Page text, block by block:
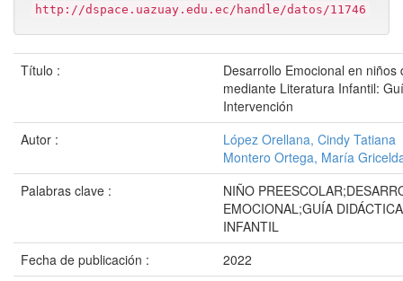
http://dspace.uazuay.edu.ec/handle/datos/11746
Título :
Desarrollo Emocional en niños
mediante Literatura Infantil:
Intervención
Autor :
López Orellana, Cindy Tatiana
Montero Ortega, María
Palabras clave :
NIÑO
EMOCIONAL;GUÍA
INFANTIL
Fecha de publicación :
2022